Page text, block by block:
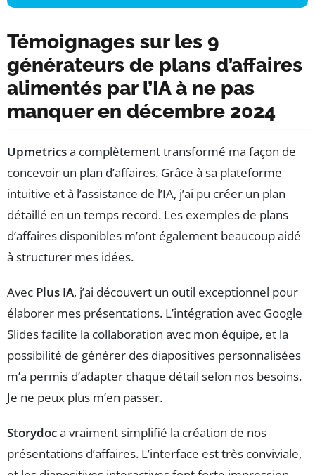
Témoignages sur les 9
générateurs de plans d’affaires
alimentés par l’IA à ne pas
manquer en décembre 2024
Upmetricsa complètement transformé ma façon de
concevoir un plan d’affaires. Grâce à sa plateforme
intuitive et à l’assistance de l’IA, j’ai pu créer un plan
détaillé en un temps record. Les exemples de plans
d’affaires disponibles m’ont également beaucoup aidé
à structurer mes idées.
Avec Plus IA, j’ai découvert un outil exceptionnel pour
élaborer mes présentations. L’intégration avec Google
Slides facilite la collaboration avec mon équipe, et la
possibilité de générer des diapositives personnalisées
m’a permis d’adapter chaque détail selon nos besoins.
Je ne peux plus m’en passer.
Storydoca vraiment simplifié la création de nos
présentations d’affaires. L’interface est très conviviale,